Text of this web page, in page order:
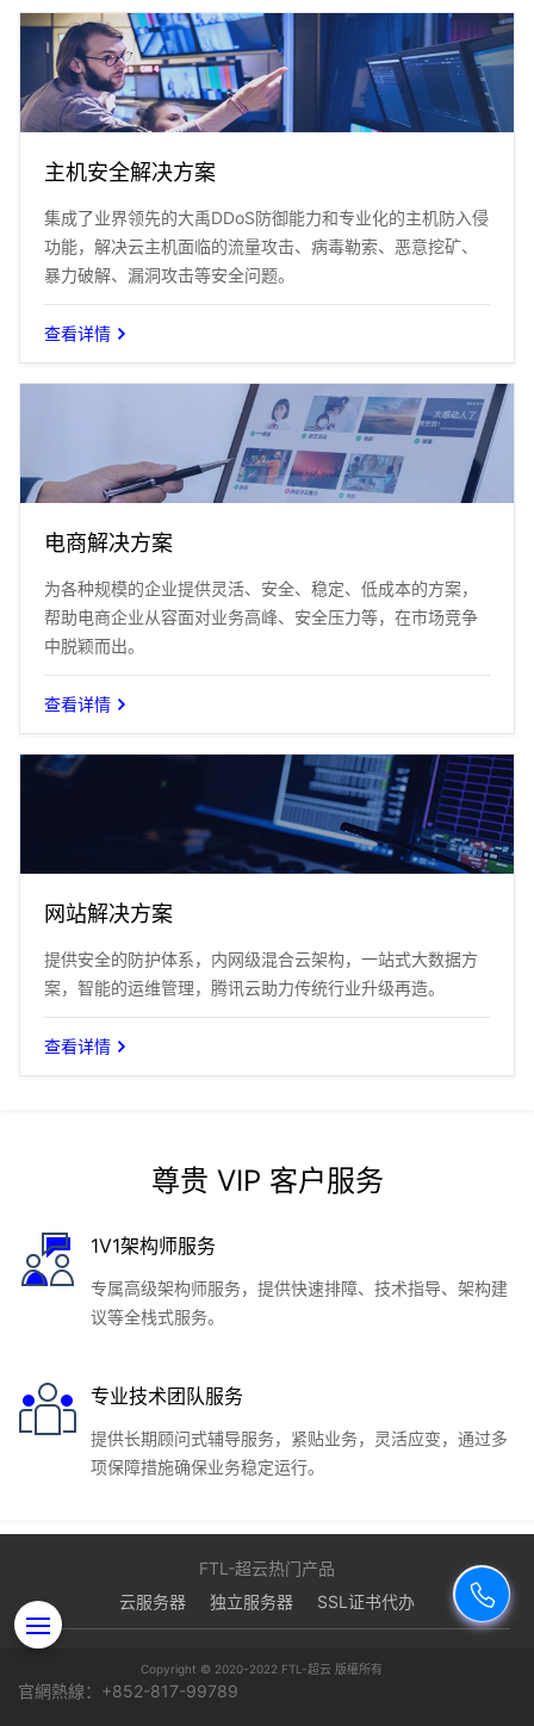
主机安全解决方案
集成了业界领先的大禹DDoS防御能力和专业化的主机防入侵
功能，解决云主机面临的流量攻击、病毒勒索、恶意挖矿、
暴力破解、漏洞攻击等安全问题。
查看详情
电商解决方案
为各种规模的企业提供灵活、安全、稳定、低成本的方案，
帮助电商企业从容面对业务高峰、安全压力等，在市场竞争
中脱颖而出。
查看详情
网站解决方案
提供安全的防护体系，内网级混合云架构，一站式大数据方
案，智能的运维管理，腾讯云助力传统行业升级再造。
查看详情
尊贵 VIP 客户服务
1V1架构师服务
专属高级架构师服务，提供快速排障、技术指导、架构建
议等全栈式服务。
专业技术团队服务
提供长期顾问式辅导服务，紧贴业务，灵活应变，通过多
项保障措施确保业务稳定运行。
FTL-超云热门产品
云服务器
独立服务器 SSL证书代办
Copyright © 2020-2022 FTL-超云 版權所有
官網熱線：+852-817-99789
方案优势
智慧传媒云三大模式
方案架构